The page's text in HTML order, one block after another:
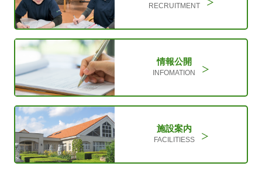
RECRUITMENT
情報公開
INFOMATION
施設案内
FACILITIESS